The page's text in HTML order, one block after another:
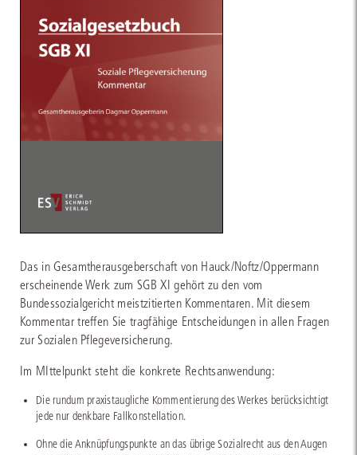
Das in Gesamtherausgeberschaft von Hauck/Noftz/Oppermann
erscheinende Werk zum SGB XI gehört zu den vom
Bundessozialgericht meistzitierten Kommentaren. Mit diesem
Kommentar treffen Sie tragfähige Entscheidungen in allen Fragen
zur Sozialen Pflegeversicherung.
Im MIttelpunkt steht die konkrete Rechtsanwendung:
Die rundum praxistaugliche Kommentierung des Werkes berücksichtigt
jede nur denkbare Fallkonstellation.
Ohne die Anknüpfungspunkte an das übrige Sozialrecht aus den Augen